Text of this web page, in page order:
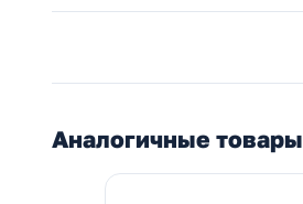
Аналогичные товары